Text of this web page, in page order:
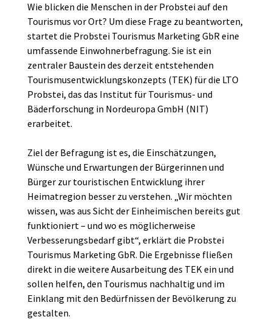
Wie blicken die Menschen in der Probstei auf den
Tourismus vor Ort? Um diese Frage zu beantworten,
startet die Probstei Tourismus Marketing GbR eine
umfassende Einwohnerbefragung. Sie ist ein
zentraler Baustein des derzeit entstehenden
Tourismusentwicklungskonzepts (TEK) für die LTO
Probstei, das das Institut für Tourismus- und
Bäderforschung in Nordeuropa GmbH (NIT)
erarbeitet.
Ziel der Befragung ist es, die Einschätzungen,
Wünsche und Erwartungen der Bürgerinnen und
Bürger zur touristischen Entwicklung ihrer
Heimatregion besser zu verstehen. „Wir möchten
wissen, was aus Sicht der Einheimischen bereits gut
funktioniert – und wo es möglicherweise
Verbesserungsbedarf gibt“, erklärt die Probstei
Tourismus Marketing GbR. Die Ergebnisse fließen
direkt in die weitere Ausarbeitung des TEK ein und
sollen helfen, den Tourismus nachhaltig und im
Einklang mit den Bedürfnissen der Bevölkerung zu
gestalten.